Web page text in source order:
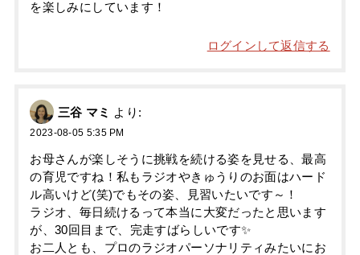
を楽しみにしています！
ログインして返信する
三谷 マミ より:
2023-08-05 5:35 PM
お母さんが楽しそうに挑戦を続ける姿を見せる、最高
の育児ですね！私もラジオやきゅうりのお面はハード
ル高いけど(笑)でもその姿、見習いたいです～！
ラジオ、毎日続けるって本当に大変だったと思います
が、30回目まで、完走すばらしいです✨
お二人とも、プロのラジオパーソナリティみたいにお